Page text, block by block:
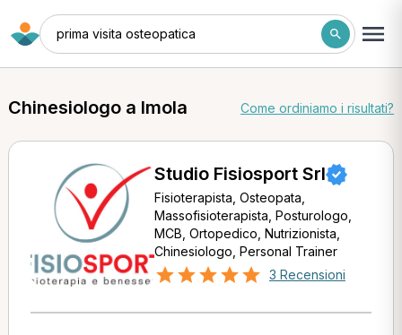
prima visita osteopatica
Chinesiologo a Imola Come ordiniamo i risultati?
Studio Fisiosport Srl
Fisioterapista, Osteopata,
Massofisioterapista, Posturologo,
MCB, Ortopedico, Nutrizionista,
Chinesiologo, Personal Trainer
3 Recensioni